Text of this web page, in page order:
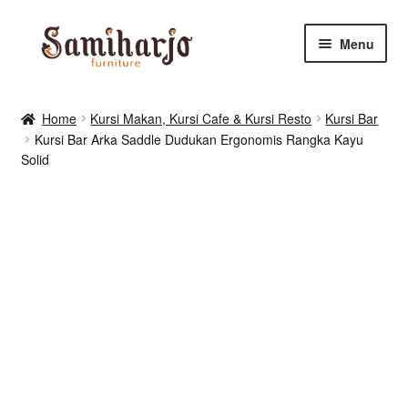
Skip
Skip
Menu
RUANG MAKAN & DAPUR
Home Kursi Makan, Kursi Cafe & Kursi Resto
Kursi Bar
Kursi Bar Arka Saddle Dudukan Ergonomis Rangka Kayu
Solid